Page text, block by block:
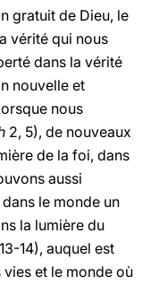
gratuit de Dieu, le
vérité qui nous
dans la vérité
nouvelle et
nous
2, 5), de nouveaux
de la foi, dans
aussi
le monde un
la lumière du
14), auquel est
et le monde où